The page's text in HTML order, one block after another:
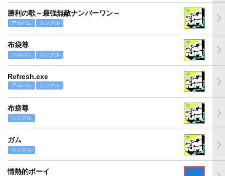
勝利の歌～最強無敵ナンバーワン～
アルバム シングル
布袋尊
アルバム シングル
Refresh.exe
アルバム シングル
布袋尊
シングル
ガム
シングル
情熱的ボーイ